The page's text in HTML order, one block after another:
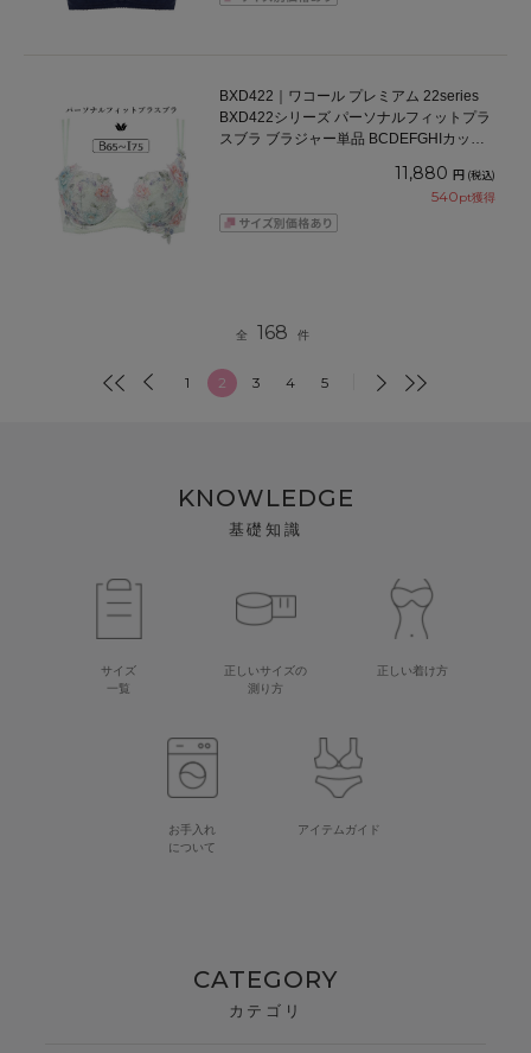
BXD422｜ワコール プレミアム 22series
BXD422シリーズ パーソナルフィットプラ
スブラ ブラジャー単品 BCDEFGHIカップ
11,880 円 (税込)
540pt獲得
全 168 件
1 2 3 4 5
KNOWLEDGE
基礎知識
サイズ
一覧
正しいサイズの
測り方
正しい着け方
お手入れ
について
アイテムガイド
CATEGORY
カテゴリ